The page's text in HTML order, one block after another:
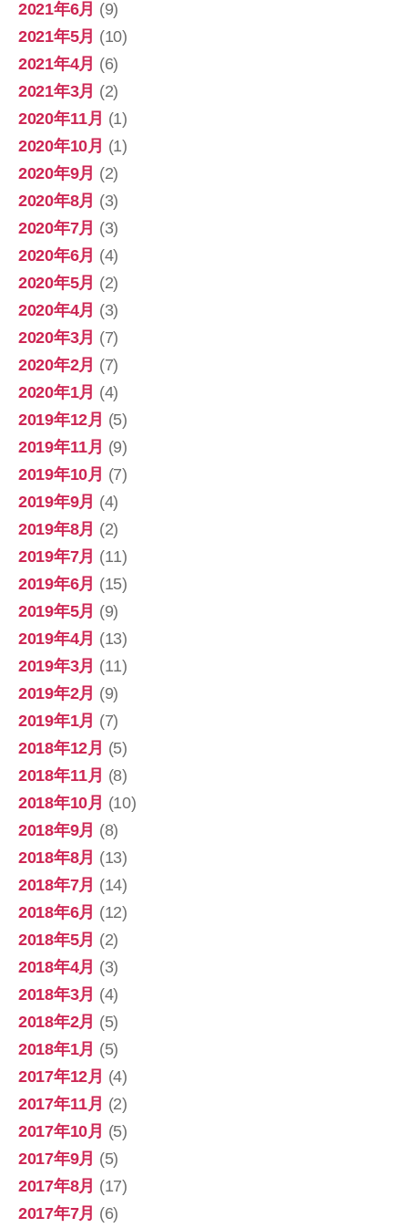
2021年6月 (9)
2021年5月 (10)
2021年4月 (6)
2021年3月 (2)
2020年11月 (1)
2020年10月 (1)
2020年9月 (2)
2020年8月 (3)
2020年7月 (3)
2020年6月 (4)
2020年5月 (2)
2020年4月 (3)
2020年3月 (7)
2020年2月 (7)
2020年1月 (4)
2019年12月 (5)
2019年11月 (9)
2019年10月 (7)
2019年9月 (4)
2019年8月 (2)
2019年7月 (11)
2019年6月 (15)
2019年5月 (9)
2019年4月 (13)
2019年3月 (11)
2019年2月 (9)
2019年1月 (7)
2018年12月 (5)
2018年11月 (8)
2018年10月 (10)
2018年9月 (8)
2018年8月 (13)
2018年7月 (14)
2018年6月 (12)
2018年5月 (2)
2018年4月 (3)
2018年3月 (4)
2018年2月 (5)
2018年1月 (5)
2017年12月 (4)
2017年11月 (2)
2017年10月 (5)
2017年9月 (5)
2017年8月 (17)
2017年7月 (6)